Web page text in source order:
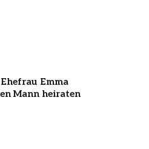
Emma
Mann heiraten